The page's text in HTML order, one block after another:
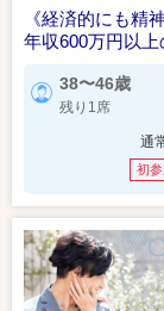
《経済的にも精
年収600万円以上
38〜46歳
残り1席
通
初参